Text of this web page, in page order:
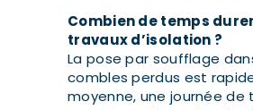
Combien de temps
travaux d’isolation ?
La pose par soufflage
combles perdus est
moyenne, une journée de